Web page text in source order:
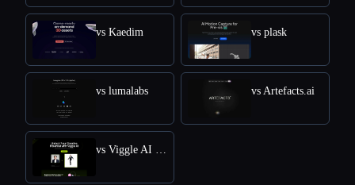
vs Kaedim vs plask
vs lumalabs vs Artefacts.ai